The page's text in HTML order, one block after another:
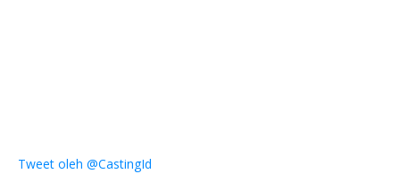
Tweet oleh @CastingId